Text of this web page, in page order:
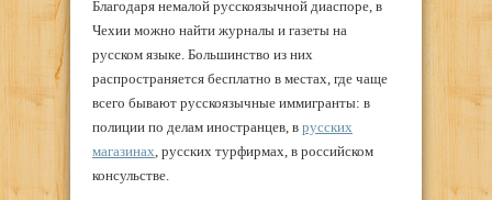
Благодаря немалой русскоязычной диаспоре, в
Чехии можно найти журналы и газеты на
русском языке. Большинство из них
распространяется бесплатно в местах, где чаще
всего бывают русскоязычные иммигранты: в
полиции по делам иностранцев, в русских
магазинах , русских турфирмах, в российском
консульстве.